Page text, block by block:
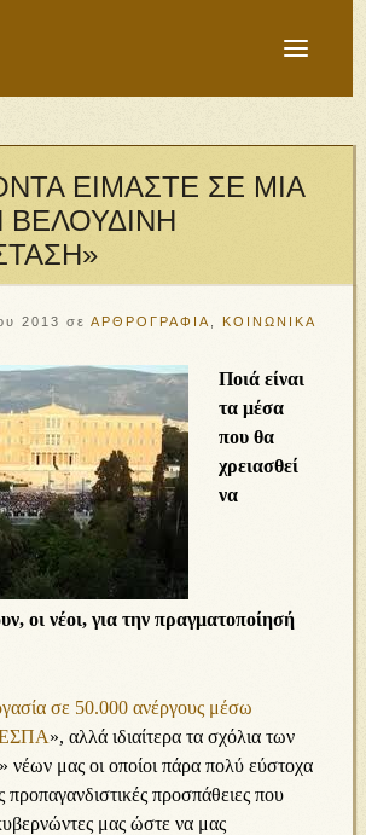
ΕΙΜΑΣΤΕ ΣΕ ΜΙΑ
ΒΕΛΟΥΔΙΝΗ
2013 σε ΑΡΘΡΟΓΡΑΦΙΑ ΚΟΙΝΩΝΙΚΑ
Ποιά είναι
τα μέσα
που θα
χρειασθεί
να
οι νέοι, για την πραγματοποίησή
σε 50.000 ανέργους μέσω
ΕΣΠΑ», αλλά ιδιαίτερα τα σχόλια των
νέων μας οι οποίοι πάρα πολύ εύστοχα
προπαγανδιστικές προσπάθειες που
μας ώστε να μας